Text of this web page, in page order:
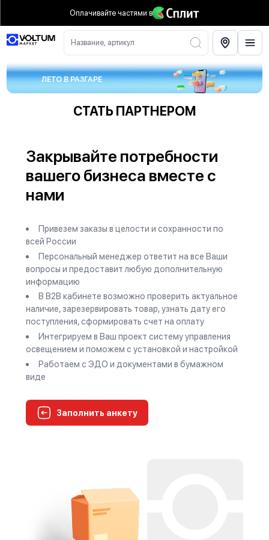
Оплачивайте частями в
Название, артикул
ЛЕТО В РАЗГАРЕ
СТАТЬ ПАРТНЕРОМ
Закрывайте потребности
вашего бизнеса вместе с
нами
Привезем заказы в целости и сохранности по
всей России
Персональный менеджер ответит на все Ваши
вопросы и предоставит любую дополнительную
информацию
В В2В кабинете возможно проверить актуальное
наличие, зарезервировать товар, узнать дату его
поступления, сформировать счет на оплату
Интегрируем в Ваш проект систему управления
освещением и поможем с установкой и настройкой
Работаем с ЭДО и документами в бумажном
виде
Заполнить анкету